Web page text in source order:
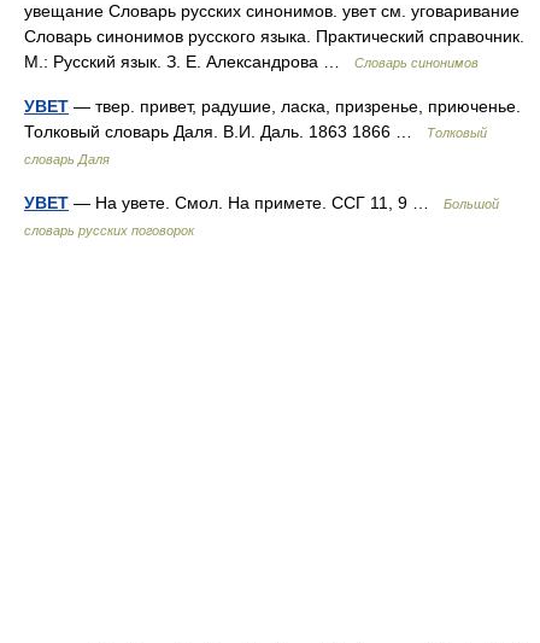
увещание Словарь русских синонимов. увет см. уговаривание
Словарь синонимов русского языка. Практический справочник.
М.: Русский язык. З. Е. Александрова …
Словарь синонимов
УВЕТ — твер. привет, радушие, ласка, призренье, приюченье.
Толковый словарь Даля. В.И. Даль. 1863 1866 …
Толковый
словарь Даля
УВЕТ — На увете. Смол. На примете. ССГ 11, 9 …
Большой
словарь русских поговорок